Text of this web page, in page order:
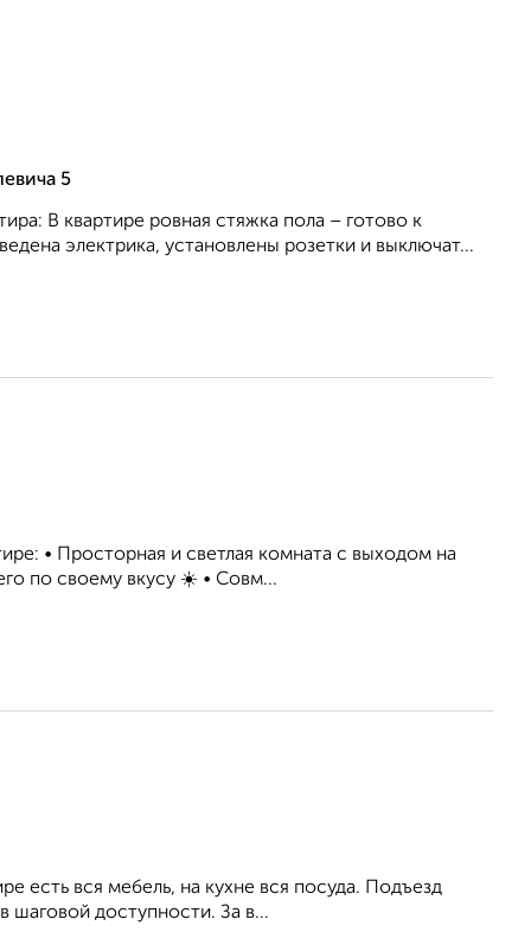
5
В квартире ровная стяжка пола – готово к
электрика, установлены розетки и выключат...
• Просторная и светлая комната с выходом на
по своему вкусу ☀️ • Совм...
есть вся мебель, на кухне вся посуда. Подъезд
шаговой доступности. За в...